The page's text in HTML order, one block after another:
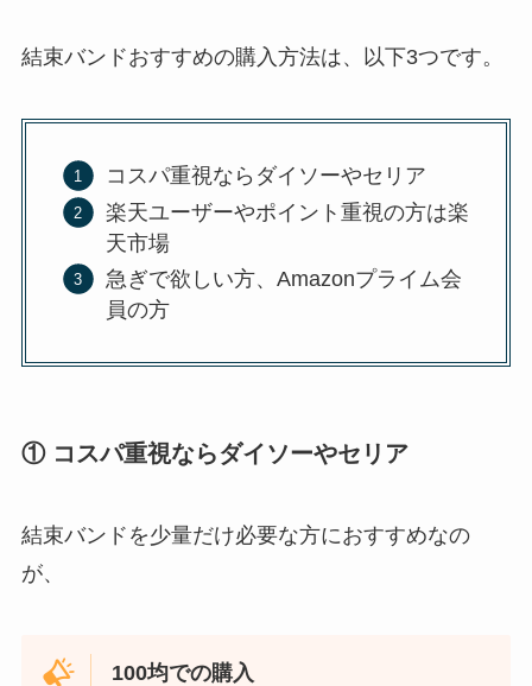
結束バンドおすすめの購入方法は、以下3つです。
コスパ重視ならダイソーやセリア
楽天ユーザーやポイント重視の方は楽
天市場
急ぎで欲しい方、Amazonプライム会
員の方
① コスパ重視ならダイソーやセリア
結束バンドを少量だけ必要な方におすすめなの
が、
100均での購入